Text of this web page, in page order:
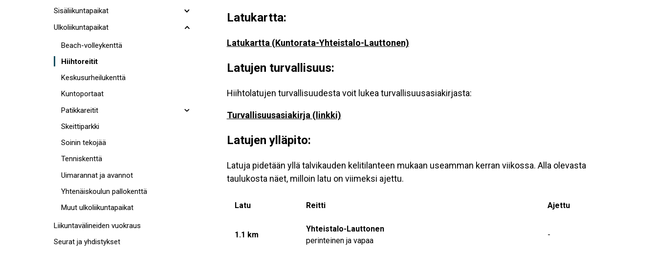
Sisäliikuntapaikat
Ulkoliikuntapaikat
Beach-volleykenttä
Hiihtoreitit
Keskusurheilukenttä
Kuntoportaat
Patikkareitit
Skeittiparkki
Soinin tekojää
Tenniskenttä
Uimarannat ja avannot
Yhtenäiskoulun pallokenttä
Muut ulkoliikuntapaikat
Liikuntavälineiden vuokraus
Seurat ja yhdistykset
Latukartta:
Latukartta (Kuntorata-Yhteistalo-Lauttonen)
Latujen turvallisuus:
Hiihtolatujen turvallisuudesta voit lukea turvallisuusasiakirjasta:
Turvallisuusasiakirja (linkki)
Latujen ylläpito:
Latuja pidetään yllä talvikauden kelitilanteen mukaan useamman kerran viikossa. Alla olevasta
taulukosta näet, milloin latu on viimeksi ajettu.
Latu Reitti Ajettu
1.1 km
Yhteistalo-Lauttonen
perinteinen ja vapaa
-